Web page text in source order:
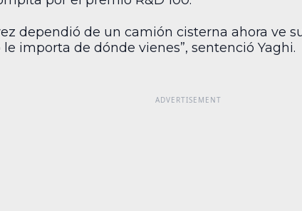
dependió de un camión cisterna ahora ve
importa de dónde vienes”, sentenció Yaghi.